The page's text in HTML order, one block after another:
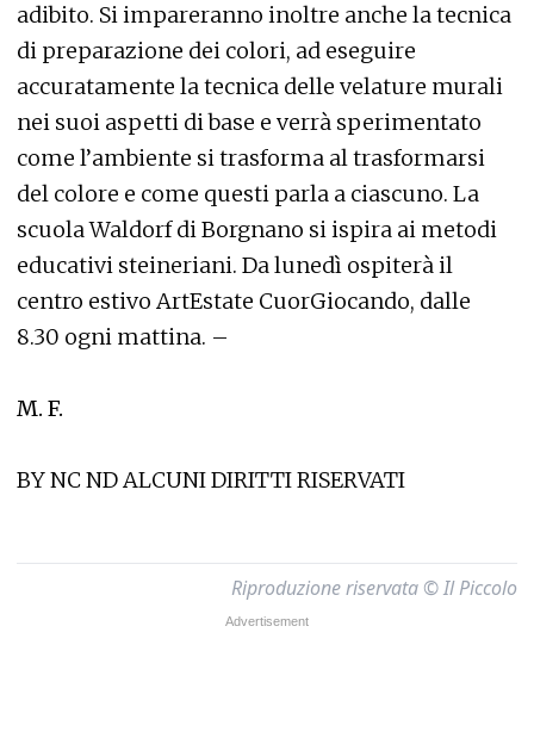
adibito. Si impareranno inoltre anche la tecnica
di preparazione dei colori, ad eseguire
accuratamente la tecnica delle velature murali
nei suoi aspetti di base e verrà sperimentato
come l’ambiente si trasforma al trasformarsi
del colore e come questi parla a ciascuno. La
scuola Waldorf di Borgnano si ispira ai metodi
educativi steineriani. Da lunedì ospiterà il
centro estivo ArtEstate CuorGiocando, dalle
8.30 ogni mattina. –
M. F.
BY NC ND ALCUNI DIRITTI RISERVATI
Riproduzione riservata © Il Piccolo